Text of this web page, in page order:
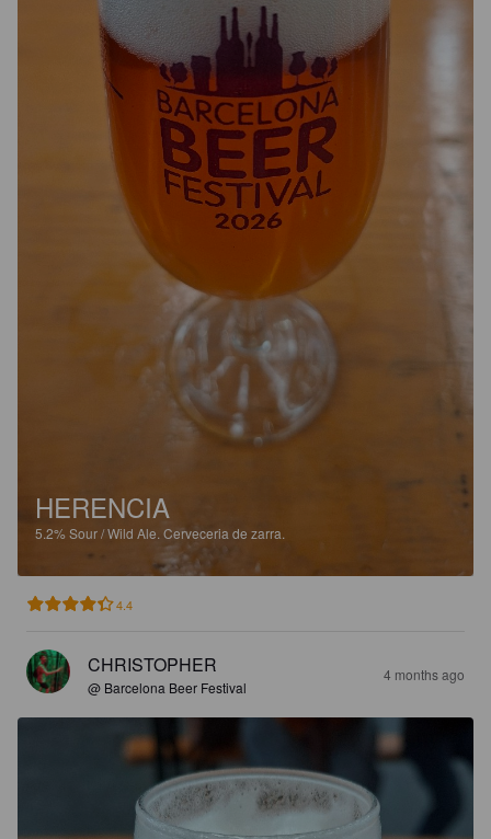
HERENCIA
5.2%Sour / Wild Ale. Cerveceria de zarra.
4.4
CHRISTOPHER
@ Barcelona Beer Festival
4 months ago